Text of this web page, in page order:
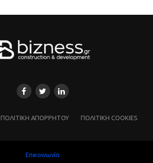
ΠΟΛΙΤΙΚΗ ΑΠΟΡΡΗΤΟΥ ΠΟΛΙΤΙΚΗ COOKIES
Επικοινωνία